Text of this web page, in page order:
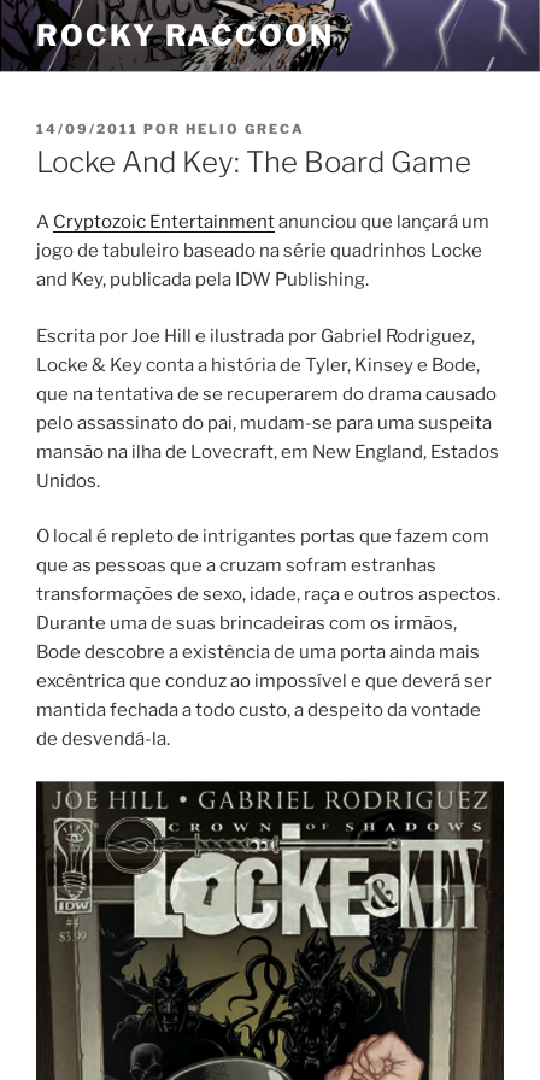
Pular
para
o
ROCKY RACCOON
PUBLICADO
EM
14/09/2011 POR HELIO GRECA
Locke And Key: The Board Game
A Cryptozoic Entertainmentanunciou que lançará um
jogo de tabuleiro baseado na série quadrinhos Locke
and Key, publicada pela IDW Publishing.
Escrita por Joe Hill e ilustrada por Gabriel Rodriguez,
Locke & Key conta a história de Tyler, Kinsey e Bode,
que na tentativa de se recuperarem do drama causado
pelo assassinato do pai, mudam-se para uma suspeita
mansão na ilha de Lovecraft, em New England, Estados
Unidos.
O local é repleto de intrigantes portas que fazem com
que as pessoas que a cruzam sofram estranhas
transformações de sexo, idade, raça e outros aspectos.
Durante uma de suas brincadeiras com os irmãos,
Bode descobre a existência de uma porta ainda mais
excêntrica que conduz ao impossível e que deverá ser
mantida fechada a todo custo, a despeito da vontade
de desvendá-la.